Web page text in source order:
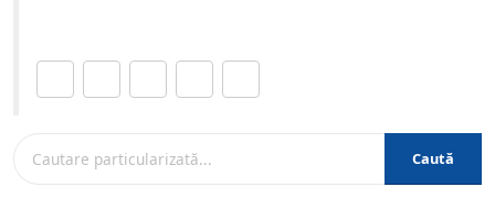
Caută